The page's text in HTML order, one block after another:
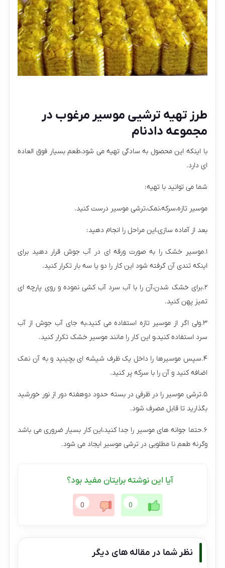
طرز تهیه ترشیی موسیر مرغوب در
مجموعه دادنام
با اینکه این محصول به سادگی تهیه می شود،طعم بسیار فوق العاده
ای دارد.
شما می توانید با تهیه:
موسیر تازه،سرکه،نمک،ترشی موسیر درست کنید.
بعد از آماده سازی،این مراحل را انجام دهید:
۱.موسیر خشک را به صورت ورقه ای در آب جوش قرار دهید برای
اینکه تندی آن گرفته شود این کار را دو یا سه بار تکرار کنید.
۲.برای خشک شدن،آن را با آب سرد آب کشی نموده و روی پارچه ای
تمیز پهن کنید.
۳.ولی اگر از موسیر تازه استفاده می کنید،به جای آب جوش از آب
سرد استفاده کنید،و این کار را مانند موسیر خشک تکرار کنید.
۴.سپس موسیرها را داخل یک ظرف شیشه ای بچینید و به آن نمک
اضافه کنید و آن را با سرکه پر کنید.
۵.ترشی موسیر را در ظرفی در بسته حدود دوهفته دور از نور خورشید
بگذارید تا قابل مصرف شود.
۶.حتما جوانه های موسیر را جدا کنید،این کار بسیار ضروری می باشد
وگرنه طعم نا مطلوبی در ترشی موسیر ایجاد می شود.
آیا این نوشته برایتان مفید بود؟
0
0
نظر شما در مقاله های دیگر